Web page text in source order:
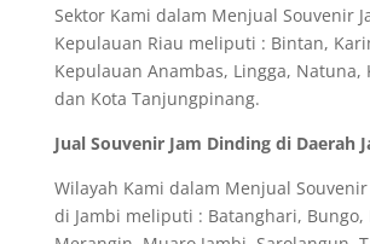
Sektor Kami dalam Menjual Souvenir
Kepulauan Riau meliputi : Bintan,
Kepulauan Anambas, Lingga, Natuna,
dan Kota Tanjungpinang.
Jual Souvenir Jam Dinding di Daerah
Wilayah Kami dalam Menjual
di Jambi meliputi : Batanghari, Bungo,